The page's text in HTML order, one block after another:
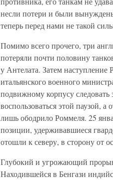
несли потери и были
теперь перед нами не такой
Помимо всего прочего, три
потеряли почти половину
у Антелата. Затем наступление
итальянского военного
подвижному корпусу
воспользоваться этой паузой,
лишь ободрило Роммеля. 25
позиции, удерживавшиеся
отошли к северу, в сторону от
Глубокий и угрожающий
Находившейся в Бенгази